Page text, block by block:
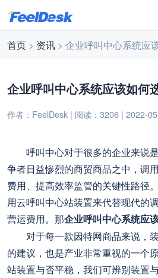
首页 > 资讯 > 企业呼叫中心系统应
企业呼叫中心系统应该如何
作者：FeelDesk | 阅读：3206 | 2022-
呼叫中心对于很多的企业来说
争者日益惨烈的商贸商品之中，调
费用、提高效率监管的关键性路径
用云呼叫中心站装置来代替现代的
营运费用。那企业呼叫中心系统应
对于每一款因特网商品来说，
的建议，也是产业非常重视的一个
站装置与否平稳，我们可辨别装置